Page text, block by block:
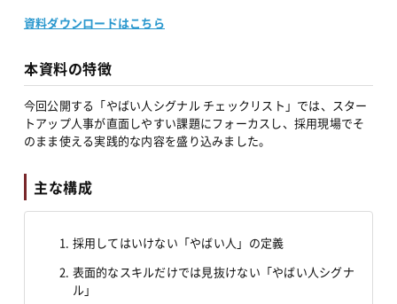
資料ダウンロードはこちら
本資料の特徴
今回公開する「やばい人シグナル チェックリスト」では、スター
トアップ人事が直面しやすい課題にフォーカスし、採用現場でそ
のまま使える実践的な内容を盛り込みました。
主な構成
採用してはいけない「やばい人」の定義
表面的なスキルだけでは見抜けない「やばい人シグナ
ル」